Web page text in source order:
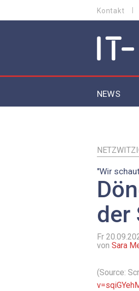
zum
MENU
Kontakt
MAIN
NEWS
"Wir
der
Fr
von Sara
(Source: